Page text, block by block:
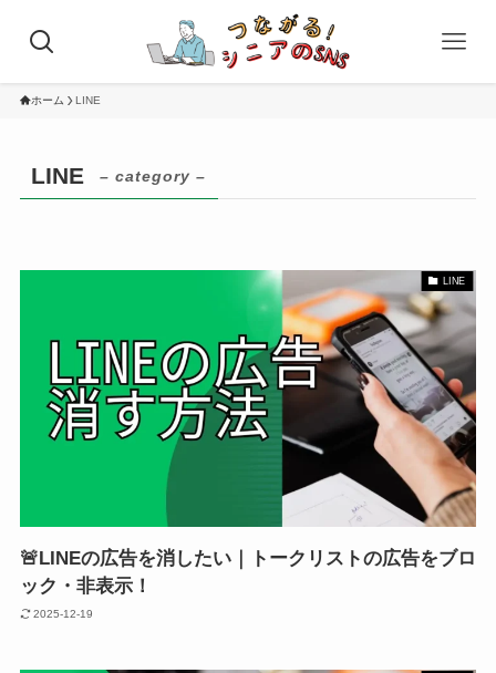
ホーム LINE
LINE – category –
LINE
🚨LINEの広告を消したい｜トークリストの広告をブロ
ック・非表示！
2025-12-19